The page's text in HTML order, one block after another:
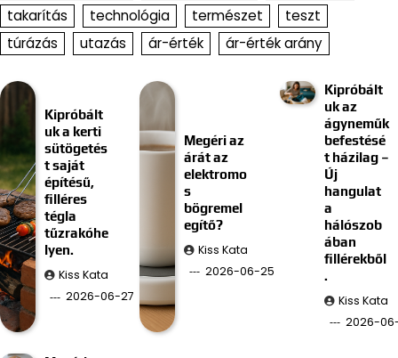
takarítás
technológia természet
teszt
túrázás
utazás ár-érték ár-érték arány
Kipróbált
uk a kerti
sütögetés
t saját
építésű,
filléres
tégla
tűzrakóhe
lyen.
Kiss Kata
2026-06-27
Megéri az
árát az
elektromo
s
bögremel
egítő?
Kiss Kata
2026-06-25
Kipróbált
uk az
ágyneműk
befestésé
t házilag –
Új
hangulat
a
hálószob
ában
fillérekből
.
Kiss Kata
2026-